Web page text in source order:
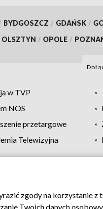
BYDGOSZCZ / GDAŃSK /
OLSZTYN / OPOLE /
w TVP
NOS
przetargowe
Telewizyjna
TVP Polityka
zgody na korzystanie
Twoich danych